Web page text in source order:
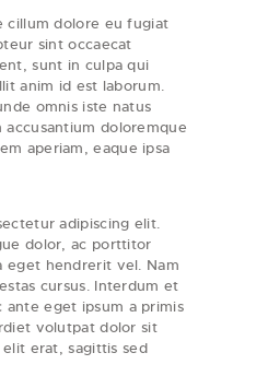
cillum dolore eu fugiat
sint occaecat
sunt in culpa qui
anim id est laborum.
omnis iste natus
doloremque
aperiam, eaque ipsa
adipiscing elit.
dolor, ac porttitor
eget hendrerit vel. Nam
cursus. Interdum et
ante eget ipsum a primis
volutpat dolor sit
erat, sagittis sed